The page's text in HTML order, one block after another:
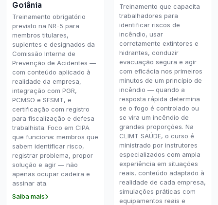
Goiânia
Treinamento obrigatório
previsto na NR-5 para
membros titulares,
suplentes e designados da
Comissão Interna de
Prevenção de Acidentes —
com conteúdo aplicado à
realidade da empresa,
integração com PGR,
PCMSO e SESMT, e
certificação com registro
para fiscalização e defesa
trabalhista. Foco em CIPA
que funciona: membros que
sabem identificar risco,
registrar problema, propor
solução e agir — não
apenas ocupar cadeira e
assinar ata.
Saiba mais
Treinamento que capacita
trabalhadores para
identificar riscos de
incêndio, usar
corretamente extintores e
hidrantes, conduzir
evacuação segura e agir
com eficácia nos primeiros
minutos de um princípio de
incêndio — quando a
resposta rápida determina
se o fogo é controlado ou
se vira um incêndio de
grandes proporções. Na
CLIMT SAÚDE, o curso é
ministrado por instrutores
especializados com ampla
experiência em situações
reais, conteúdo adaptado à
realidade de cada empresa,
simulações práticas com
equipamentos reais e